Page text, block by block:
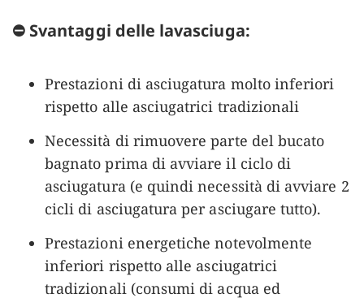
⛔ Svantaggi delle lavasciuga:
Prestazioni di asciugatura molto inferiori
rispetto alle asciugatrici tradizionali
Necessità di rimuovere parte del bucato
bagnato prima di avviare il ciclo di
asciugatura (e quindi necessità di avviare 2
cicli di asciugatura per asciugare tutto).
Prestazioni energetiche notevolmente
inferiori rispetto alle asciugatrici
tradizionali (consumi di acqua ed